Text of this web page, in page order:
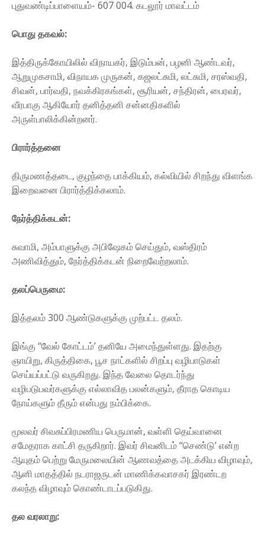
புதுவண்டிப்பாளையம்- 607 004. கடலூர் மாவட்டம்
பொது தகவல்:
இத்திருக்கோயிலில் விநாயகர், இடும்பன், பழனி ஆண்டவர்,
ஆறுமுகசாமி, விநாயக முருகன், கஜலட்சுமி, லட்சுமி, சரஸ்வதி,
சிவன், பார்வதி, நவக்கிரகங்கள், சூரியன், சந்திரன், பைரவர்,
வீரபாகு ஆகியோர் தனித்தனி சன்னதிகளில்
அருள்பாலிக்கின்றனர்.
பிரார்த்தனை
திருமணத்தடை, குழந்தை பாக்கியம், கல்வியில் சிறந்து விளங்க
இறைவனை பிரார்த்திக்கலாம்.
நேர்த்திக்கடன்:
சுவாமி, அம்பாளுக்கு அபிஷேகம் செய்தும், வஸ்திரம்
அணிவித்தும், நேர்த்திக்கடன் நிறைவேற்றலாம்.
தலப்பெருமை:
இத்தலம் 300 ஆண்டுகளுக்கு முற்பட்ட தலம்.
இங்கு “வேல் கோட்டம்’ தனியே அமைந்துள்ளது. இதற்கு
ஞாயிறு, கிருத்திகை, பூச நாட்களில் சிறப்பு வழிபாடுகள்
செய்யப்பட்டு வருகிறது. இந்த வேலை தொடர்ந்து
வழிபடுபவர்களுக்கு எல்லாவித பலன்களும், தீராத கொடிய
நோய்களும் தீரும் என்பது நம்பிக்கை.
மூலவர் சிவசுப்பிரமணிய பெருமான், வள்ளி தெய்வானை
சமேதராக காட்சி தருகிறார். இவர் சிவனிடம் “செண்டு’ என்ற
ஆயுதம் பெற்று மேருமலையின் ஆணவத்தை அடக்கிய விழாவும்,
ஆனி மாதத்தில் நடராஜருடன் மாணிக்கவாசகர் இரண்டற
கலந்த விழாவும் கொண்டாடப்படுகிது.
தல வரலாறு: